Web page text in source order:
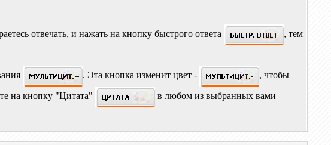
отвечать, и нажать на кнопку быстрого ответа
, тем
. Эта кнопка изменит цвет - , чтобы
на кнопку "Цитата"
в любом из выбранных вами